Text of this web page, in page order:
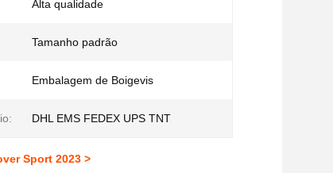
Alta qualidade
Tamanho padrão
Embalagem de Boigevis
DHL EMS FEDEX UPS TNT
Sport 2023 >